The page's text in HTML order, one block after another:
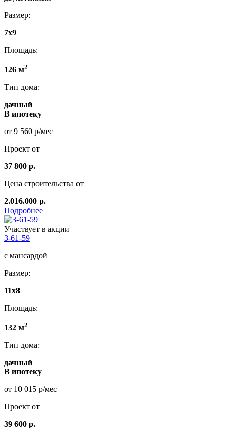
Размер:
7x9
Площадь:
126 м2
Тип дома:
дачный
В ипотеку
от 9 560 р/мес
Проект от
37 800 р.
Цена строительства от
2.016.000 р.
Подробнее
Участвует в акции
З-61-59
с мансардой
Размер:
11x8
Площадь:
132 м2
Тип дома:
дачный
В ипотеку
от 10 015 р/мес
Проект от
39 600 р.